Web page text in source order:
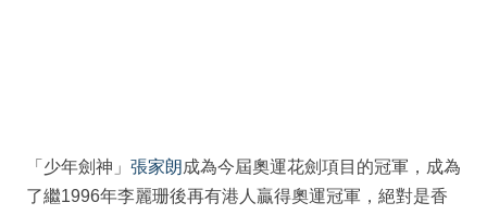
「少年劍神」 張家朗成為今屆奧運花劍項目的冠軍，成為
了繼1996年李麗珊後再有港人贏得奧運冠軍，絕對是香